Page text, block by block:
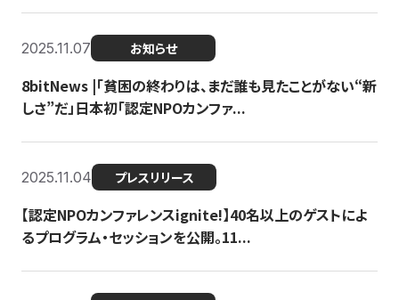
2025.11.07 お知らせ
8bitNews |「貧困の終わりは、まだ誰も見たことがない“新
しさ”だ」日本初「認定NPOカンファ...
2025.11.04 プレスリリース
【認定NPOカンファレンスignite!】40名以上のゲストによ
るプログラム・セッションを公開。11...